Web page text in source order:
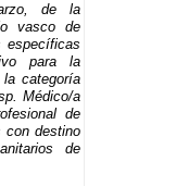
de la
vasco de
específicas
para la
categoría
Médico/a
de
con destino
de